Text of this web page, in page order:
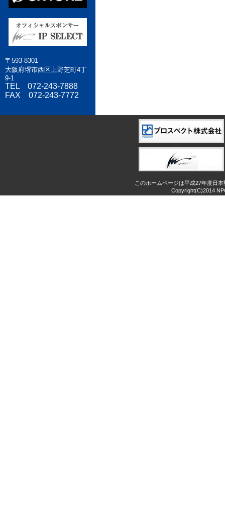
〒593-8301
大阪府堺市西区上野芝町4丁
9-1
TEL 072-243-7888
FAX 072-243-7772
このホームページは平成27年度日
Copyright(C)2014